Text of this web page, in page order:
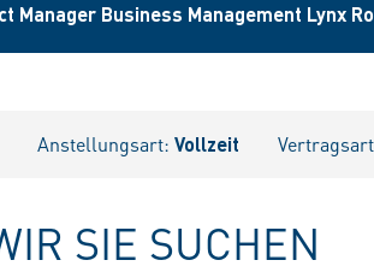
Manager Business Management Lynx
Anstellungsart: Vollzeit
SIE SUCHEN